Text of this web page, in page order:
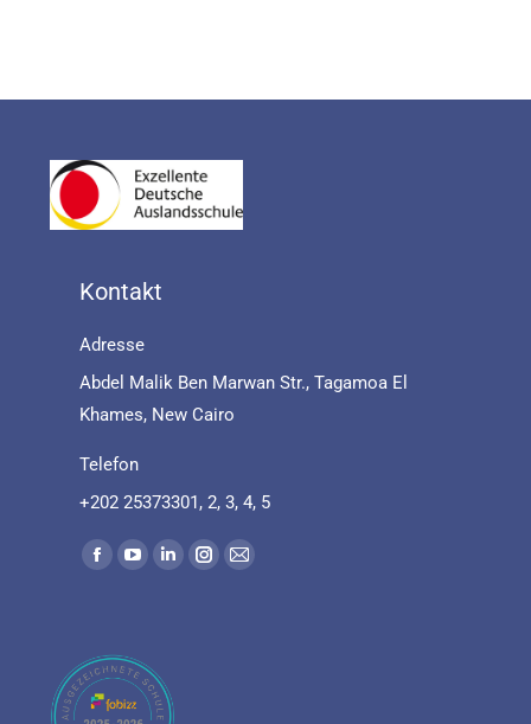
Kontakt
Adresse
Abdel Malik Ben Marwan Str., Tagamoa El
Khames, New Cairo
Telefon
+202 25373301, 2, 3, 4, 5
Find us on: